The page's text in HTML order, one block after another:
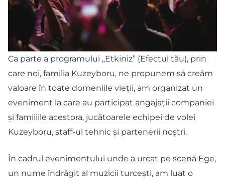
Ca parte a programului „Etkiniz” (Efectul tău), prin
care noi, familia Kuzeyboru, ne propunem să creăm
valoare în toate domeniile vieții, am organizat un
eveniment la care au participat angajații companiei
și familiile acestora, jucătoarele echipei de volei
Kuzeyboru, staff-ul tehnic și partenerii noștri.
În cadrul evenimentului unde a urcat pe scenă Ege,
un nume îndrăgit al muzicii turcești, am luat o